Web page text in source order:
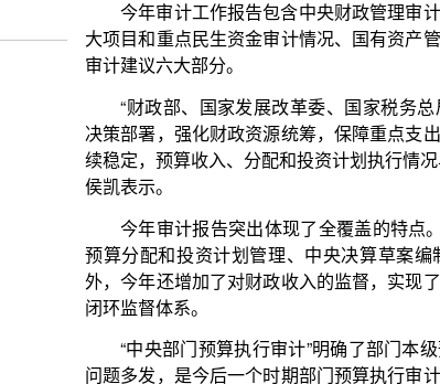
今年审计报告突出体现了全覆盖的特点。比如，“中央财政
预算分配和投资计划管理、中央决算草案编制、对地方财政监管
外，今年还增加了对财政收入的监督，实现了对财政资金从收到支
“中央部门预算执行审计”明确了部门本级预算执行总体相对
问题多发，是今后一个时期部门预算执行审计的重点，并着重揭
用部门职权或行业资源违规牟利、收费或转嫁摊派的问题。“重大
“审计全覆盖是党中央、国务院交给审计的重大政治任务，
使用公共资金、国有资产、国有资源的地方、部门和单位的监督
外，形成常态化、动态化震慑。”审计署政策研究室有关负责人告
计监督兼顾质量和效率，着力消除监督盲区和死角，特别是对重
重点单位、重点人员开展深度监督。